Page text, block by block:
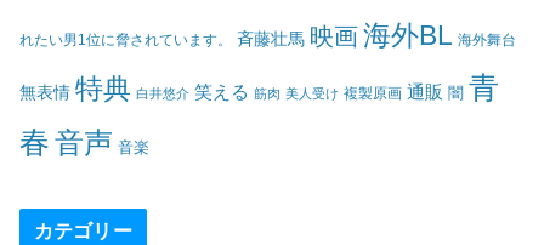
れたい男1位に脅されています。 斉藤壮馬 映画海外BL 海外舞台
無表情 特典 白井悠介 笑える 筋肉 美人受け 複製原画 通販 闇 青
春音声 音楽
カテゴリー